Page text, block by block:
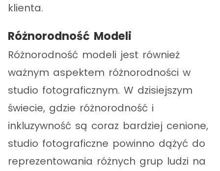
klienta.
Różnorodność Modeli
Różnorodność modeli jest również
ważnym aspektem różnorodności w
studio fotograficznym. W dzisiejszym
świecie, gdzie różnorodność i
inkluzywność są coraz bardziej cenione,
studio fotograficzne powinno dążyć do
reprezentowania różnych grup ludzi na